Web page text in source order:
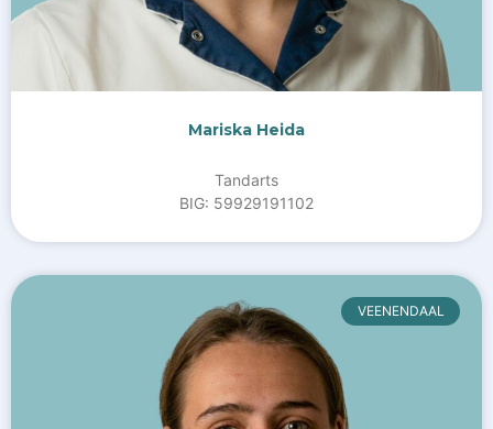
Mariska Heida
Tandarts
BIG: 59929191102
VEENENDAAL